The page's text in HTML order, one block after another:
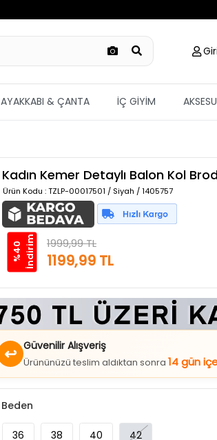
AYAKKABI & ÇANTA İÇ GİYİM
Kadın Kemer Detaylı Balon Kol
Ürün Kodu : TZLP-00017501 / Siyah / 1405757
%
4
0
İ
n
d
i
r
i m 1999,99 TL
1199,99 TL
↩ Güvenilir Alışveriş
Ürününüzü teslim aldıktan sonra14 gün
36